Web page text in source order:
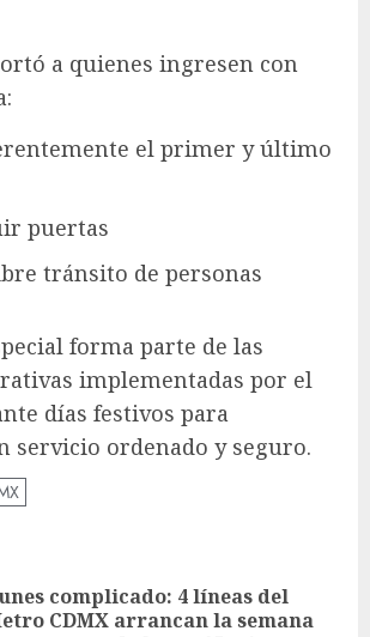
a quienes ingresen con
el primer y último
puertas
tránsito de personas
forma parte de las
implementadas por el
días festivos para
servicio ordenado y seguro.
complicado: 4 líneas del
CDMX arrancan la semana